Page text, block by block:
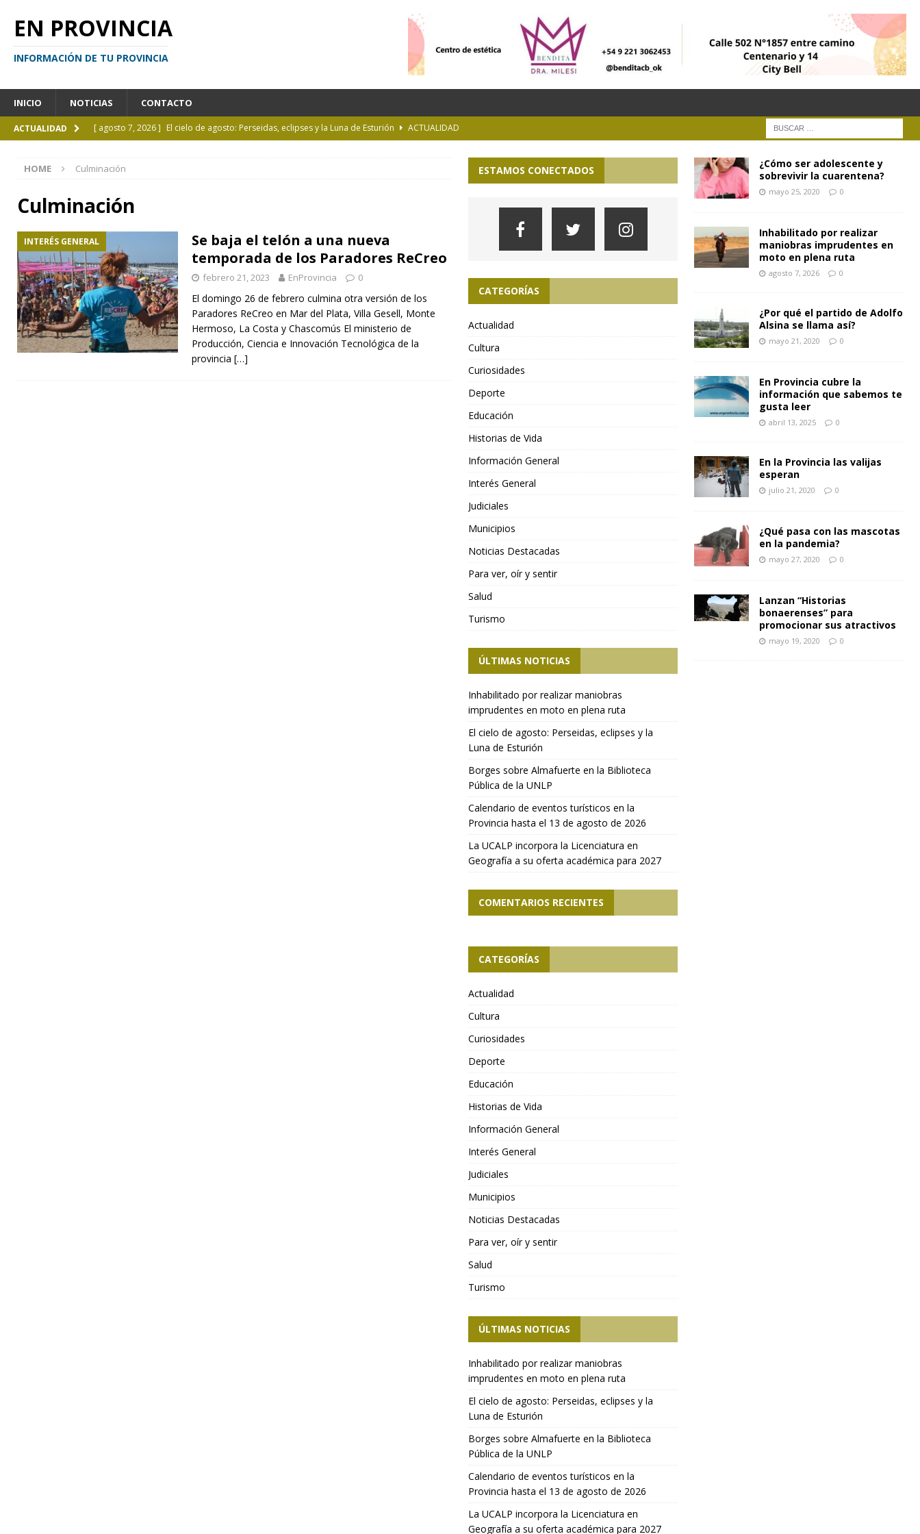
EN PROVINCIA
INFORMACIÓN DE TU PROVINCIA
INICIO NOTICIAS CONTACTO
ACTUALIDAD [ agosto 7, 2026 ] El cielo de agosto: Perseidas, eclipses y la Luna de Esturión
ACTUALIDAD
[ agosto 6, 2026 ]
PARA VER, OÍR Y SENTIR
[ agosto 6, 2026 ]
INTERÉS GENERAL
HOME Culminación
Culminación
INTERÉS GENERAL
Se baja el telón a una nueva
temporada de los Paradores ReCreo
febrero 21, 2023 EnProvincia 0
El domingo 26 de febrero culmina otra versión de los
Paradores ReCreo en Mar del Plata, Villa Gesell, Monte
Hermoso, La Costa y Chascomús El ministerio de
Producción, Ciencia e Innovación Tecnológica de la
provincia […]
ESTAMOS CONECTADOS
CATEGORÍAS
Actualidad
Cultura
Curiosidades
Deporte
Educación
Historias de Vida
Información General
Interés General
Judiciales
Municipios
Noticias Destacadas
Para ver, oír y sentir
Salud
Turismo
ÚLTIMAS NOTICIAS
Inhabilitado por realizar maniobras
imprudentes en moto en plena ruta
El cielo de agosto: Perseidas, eclipses y la
Luna de Esturión
Borges sobre Almafuerte en la Biblioteca
Pública de la UNLP
Calendario de eventos turísticos en la
Provincia hasta el 13 de agosto de 2026
La UCALP incorpora la Licenciatura en
Geografía a su oferta académica para 2027
COMENTARIOS RECIENTES
CATEGORÍAS
Actualidad
Cultura
Curiosidades
Deporte
Educación
Historias de Vida
Información General
Interés General
Judiciales
Municipios
Noticias Destacadas
Para ver, oír y sentir
Salud
Turismo
ÚLTIMAS NOTICIAS
Inhabilitado por realizar maniobras
imprudentes en moto en plena ruta
El cielo de agosto: Perseidas, eclipses y la
Luna de Esturión
Borges sobre Almafuerte en la Biblioteca
Pública de la UNLP
Calendario de eventos turísticos en la
Provincia hasta el 13 de agosto de 2026
La UCALP incorpora la Licenciatura en
Geografía a su oferta académica para 2027
¿Cómo ser adolescente y
sobrevivir la cuarentena?
mayo 25, 2020 0
Inhabilitado por realizar
maniobras imprudentes en
moto en plena ruta
agosto 7, 2026 0
¿Por qué el partido de Adolfo
Alsina se llama así?
mayo 21, 2020 0
En Provincia cubre la
información que sabemos te
gusta leer
abril 13, 2025 0
En la Provincia las valijas
esperan
julio 21, 2020 0
¿Qué pasa con las mascotas
en la pandemia?
mayo 27, 2020 0
Lanzan “Historias
bonaerenses” para
promocionar sus atractivos
mayo 19, 2020 0